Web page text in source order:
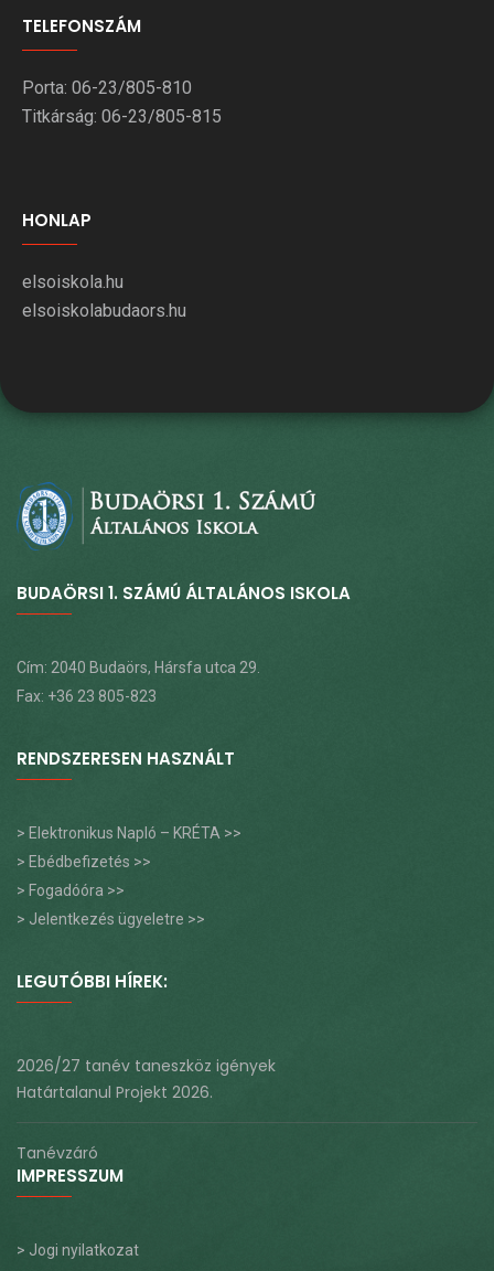
TELEFONSZÁM
Porta: 06-23/805-810
Titkárság: 06-23/805-815
HONLAP
elsoiskola.hu
elsoiskolabudaors.hu
BUDAÖRSI 1. SZÁMÚ ÁLTALÁNOS ISKOLA
Cím: 2040 Budaörs, Hársfa utca 29.
Fax: +36 23 805-823
RENDSZERESEN HASZNÁLT
> Elektronikus Napló – KRÉTA >>
> Ebédbefizetés >>
> Fogadóóra >>
> Jelentkezés ügyeletre >>
LEGUTÓBBI HÍREK:
2026/27 tanév taneszköz igények
Határtalanul Projekt 2026.
Tanévzáró
IMPRESSZUM
> Jogi nyilatkozat